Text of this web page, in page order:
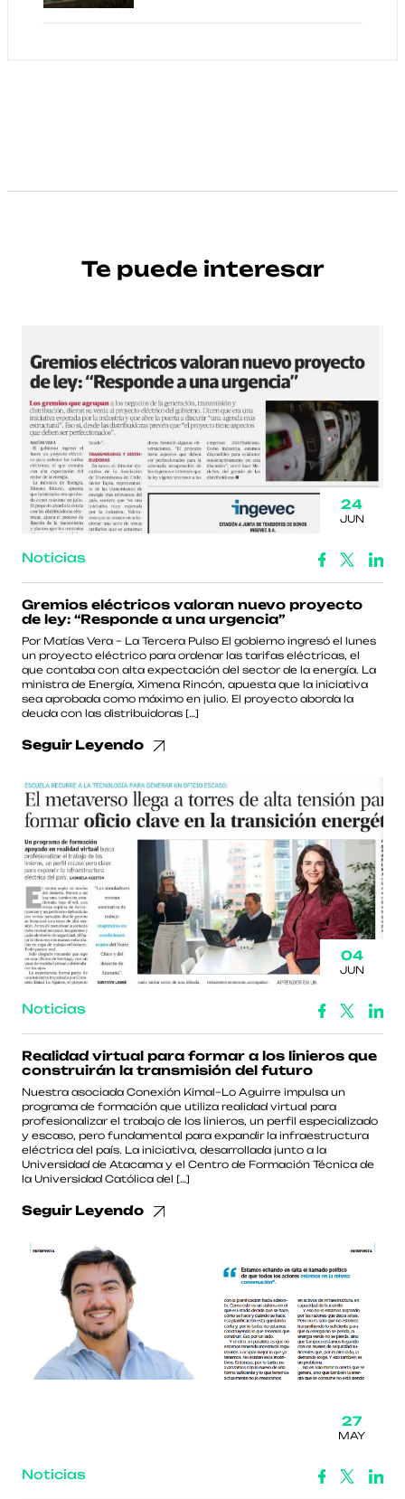
Te puede interesar
24
JUN
Noticias
Gremios eléctricos valoran nuevo proyecto
de ley: “Responde a una urgencia”
Por Matías Vera – La Tercera Pulso El gobierno ingresó el lunes
un proyecto eléctrico para ordenar las tarifas eléctricas, el
que contaba con alta expectación del sector de la energía. La
ministra de Energía, Ximena Rincón, apuesta que la iniciativa
sea aprobada como máximo en julio. El proyecto aborda la
deuda con las distribuidoras […]
Seguir Leyendo
04
JUN
Noticias
Realidad virtual para formar a los linieros que
construirán la transmisión del futuro
Nuestra asociada Conexión Kimal–Lo Aguirre impulsa un
programa de formación que utiliza realidad virtual para
profesionalizar el trabajo de los linieros, un perfil especializado
y escaso, pero fundamental para expandir la infraestructura
eléctrica del país. La iniciativa, desarrollada junto a la
Universidad de Atacama y el Centro de Formación Técnica de
la Universidad Católica del […]
Seguir Leyendo
27
MAY
Noticias